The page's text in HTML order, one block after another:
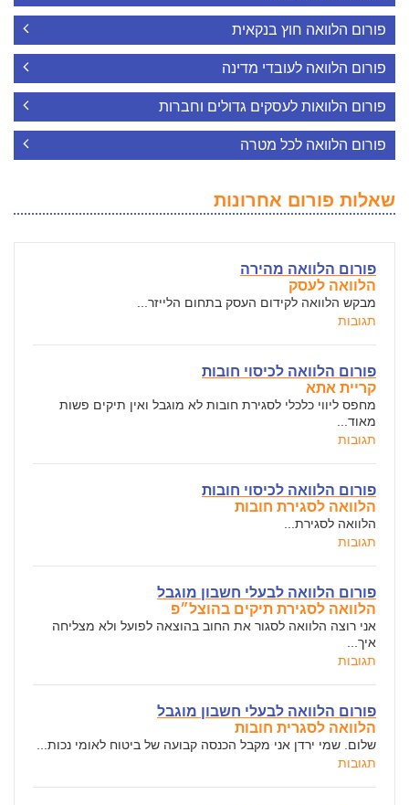
פורום הלוואה חוץ בנקאית
פורום הלוואה לעובדי מדינה
פורום הלוואות לעסקים גדולים וחברות
פורום הלוואה לכל מטרה
שאלות פורום אחרונות
פורום הלוואה מהירה
הלוואה לעסק
מבקש הלוואה לקידום העסק בתחום הלייזר...
תגובות
פורום הלוואה לכיסוי חובות
קריית אתא
מחפס ליווי כלכלי לסגירת חובות לא מוגבל ואין תיקים פשות
מאוד...
תגובות
פורום הלוואה לכיסוי חובות
הלוואה לסגירת חובות
הלוואה לסגירת...
תגובות
פורום הלוואה לבעלי חשבון מוגבל
הלוואה לסגירת תיקים בהוצל״פ
אני רוצה הלוואה לסגור את החוב בהוצאה לפועל ולא מצליחה
איך...
תגובות
פורום הלוואה לבעלי חשבון מוגבל
הלוואה לסגרית חובות
שלום. שמי ירדן אני מקבל הכנסה קבועה של ביטוח לאומי נכות...
תגובות